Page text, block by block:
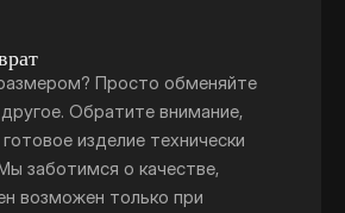
Просто обменяйте
Обратите внимание,
изделие технически
заботимся о качестве,
возможен только при